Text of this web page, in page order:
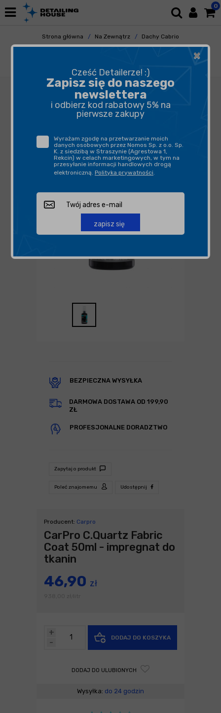
0
Strona główna Na Zewnątrz
Dachy Cabrio
Zabezpieczanie Dachów Cabrio
BEZPIECZNA WYSYŁKA
DARMOWA DOSTAWA OD 199,90
ZŁ
PROFESJONALNE DORADZTWO
Zapytaj o produkt
Poleć znajomemu Udostępnij
Producent: Carpro
CarPro C.Quartz Fabric
Coat 50ml - impregnat do
tkanin
46,90 zł
-
+
DODAJ DO KOSZYKA
DODAJ DO ULUBIONYCH
Wysyłka: do 24 godzin
×
Cześć Detailerze! :)
Zapisz się do naszego
newslettera
i odbierz kod rabatowy 5% na
pierwsze zakupy
Wyrażam zgodę na przetwarzanie moich
danych osobowych przez Nomos Sp. z o.o. Sp.
K. z siedzibą w Straszynie (Agrestowa 1,
Rekcin) w celach marketingowych, w tym na
przesyłanie informacji handlowych drogą
elektroniczną. Polityka prywatności.
zapisz się